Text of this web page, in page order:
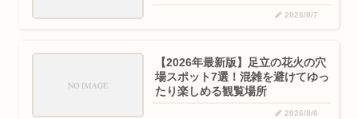
2026/8/7
【2026年最新版】足立の花火の穴
場スポット7選！混雑を避けてゆっ
たり楽しめる観覧場所
2026/8/6